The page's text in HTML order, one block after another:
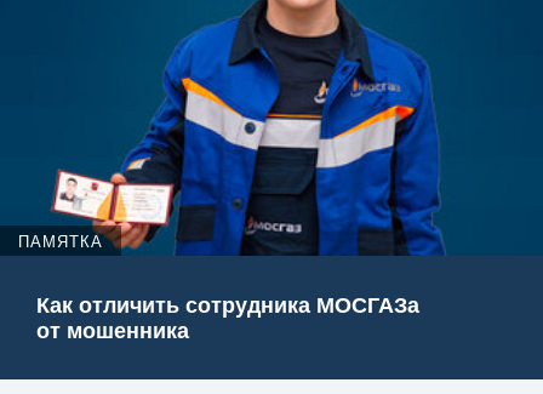
ПАМЯТКА
Как отличить сотрудника МОСГАЗа
от мошенника